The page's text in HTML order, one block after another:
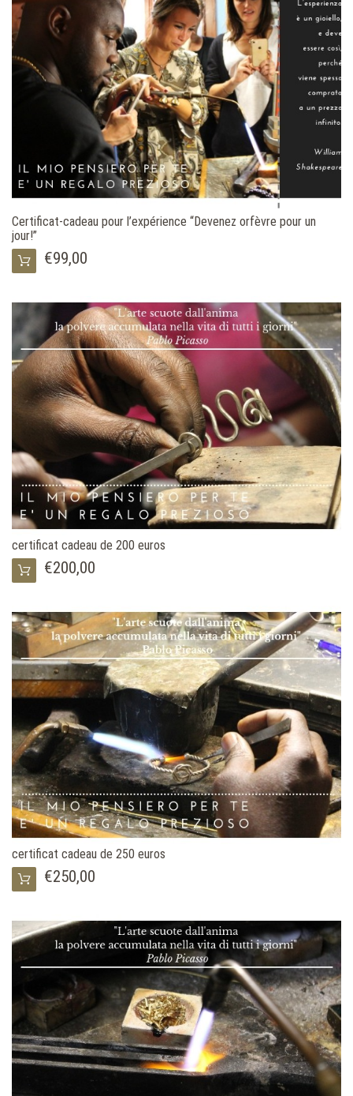
Certificat-cadeau pour l’expérience “Devenez orfèvre pour un
jour!”
€99,00
certificat cadeau de 200 euros
€200,00
certificat cadeau de 250 euros
€250,00